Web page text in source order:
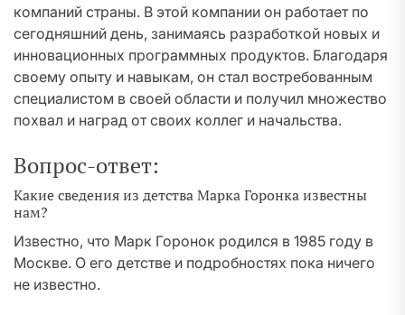
компаний страны. В этой компании он работает по
сегодняшний день, занимаясь разработкой новых и
инновационных программных продуктов. Благодаря
своему опыту и навыкам, он стал востребованным
специалистом в своей области и получил множество
похвал и наград от своих коллег и начальства.
Вопрос-ответ:
Какие сведения из детства Марка Горонка известны
нам?
Известно, что Марк Горонок родился в 1985 году в
Москве. О его детстве и подробностях пока ничего
не известно.